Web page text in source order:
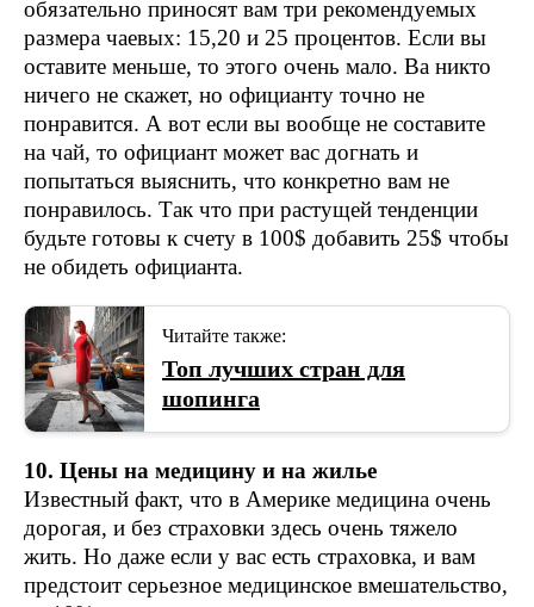
обязательно приносят вам три рекомендуемых
размера чаевых: 15,20 и 25 процентов. Если вы
оставите меньше, то этого очень мало. Ва никто
ничего не скажет, но официанту точно не
понравится. А вот если вы вообще не составите
на чай, то официант может вас догнать и
попытаться выяснить, что конкретно вам не
понравилось. Так что при растущей тенденции
будьте готовы к счету в 100$ добавить 25$ чтобы
не обидеть официанта.
Читайте также:
Топ лучших стран для
шопинга
10. Цены на медицину и на жилье
Известный факт, что в Америке медицина очень
дорогая, и без страховки здесь очень тяжело
жить. Но даже если у вас есть страховка, и вам
предстоит серьезное медицинское вмешательство,